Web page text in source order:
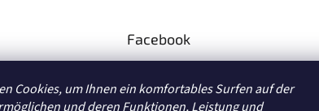
Cookies, um Ihnen ein komfortables Surfen auf der
und deren Funktionen, Leistung und
Facebook